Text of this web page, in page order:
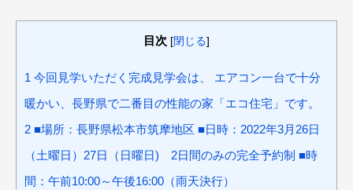
目次 [閉じる]
1 今回見学いただく完成見学会は、 エアコン一台で十分
暖かい、長野県で二番目の性能の家「エコ住宅」です。
2 ■場所：長野県松本市筑摩地区 ■日時：2022年3月26日
（土曜日）27日（日曜日) 2日間のみの完全予約制 ■時
間：午前10:00～午後16:00（雨天決行）